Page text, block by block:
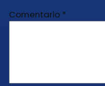
Comentario *